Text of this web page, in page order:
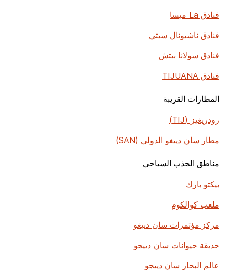
فنادق La ميسا
فنادق ناشيونال سيتي
فنادق سولانا بيتش
فنادق TIJUANA
المطارات القريبة
رودريغيز (TIJ)
مطار سان دييغو الدولي (SAN)
مناطق الجذب السياحي
بيكتو بارك
ملعب كوالكوم
مركز مؤتمرات سان دييغو
حديقة حيوانات سان دييجو
عالم البحار سان دييجو